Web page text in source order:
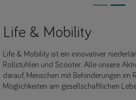
Life & Mobility
Life & Mobility ist ein innovativer
Rollstühlen und Scooter. Alle unsere
darauf, Menschen mit Behinderungen im
Möglichkeiten am gesellschaftlichen